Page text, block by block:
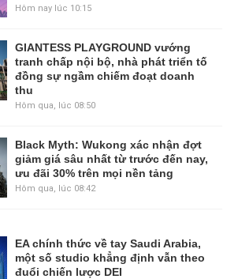
Hôm nay lúc 10:15
GIANTESS PLAYGROUND vướng
tranh chấp nội bộ, nhà phát triển tố
đồng sự ngầm chiếm đoạt doanh
thu
Hôm qua, lúc 08:50
Black Myth: Wukong xác nhận đợt
giảm giá sâu nhất từ trước đến nay,
ưu đãi 30% trên mọi nền tảng
Hôm qua, lúc 08:42
EA chính thức về tay Saudi Arabia,
một số studio khẳng định vẫn theo
đuổi chiến lược DEI